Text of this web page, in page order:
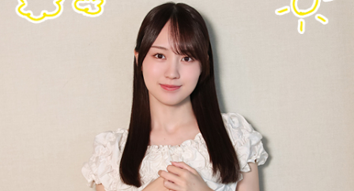
れ、この日から全線で運転を再開します。
湯の花トンネル近くを走る、現在の中央本線の下り普通列車（当時は画像左・上り線の単線
新宿駅10時10分発「419列車」、普通列車・長野行には、軍
人をはじめ、買い出しや疎開先を目指す人たちが、大挙して
乗り込みました。デッキにも人があふれ、なかには窓から出
入りする子供もいたといいます。列車は、浅川駅、今の高尾
駅を正午過ぎ、およそ1時間遅れで発車。すし詰めの車内では